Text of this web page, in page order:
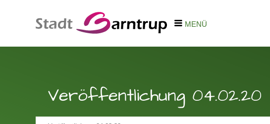
MENÜ
Veröffentlichung 04.02.20